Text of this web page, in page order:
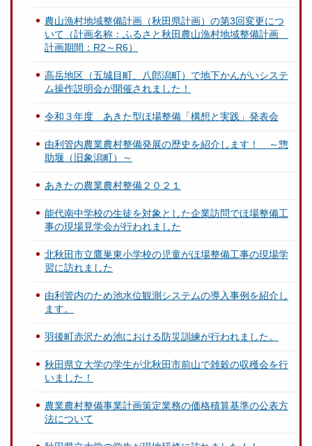
農山漁村地域整備計画（秋田県計画）の第3回変更につ
いて（計画名称：ふるさと秋田農山漁村地域整備計画
計画期間：R2～R6）
高岳地区（五城目町、八郎潟町）で地下かんがいシステ
ム操作説明会が開催されました！
令和３年度 あきた型ほ場整備「構想と実践」発表会
由利管内農業農村整備発展の歴史を紹介します！ ～惣
助堰（旧象潟町）～
あきたの農業農村整備２０２１
能代南中学校の生徒を対象とした企業訪問でほ場整備工
事の現場見学会が行われました
北秋田市立鷹巣東小学校の児童がほ場整備工事の現場学
習に訪れました
由利管内のため池水位観測システムの導入事例を紹介し
ます。
羽後町赤沢ため池における防災訓練が行われました。
秋田県立大学の学生が北秋田市前山で雑穀の収穫会を行
いました！
農業農村整備事業計画策定業務の価格積算基準の公表方
法について